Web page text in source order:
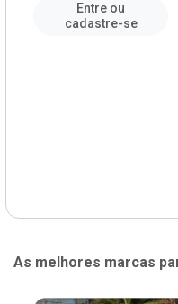
Entre ou
cadastre-se
As melhores marcas